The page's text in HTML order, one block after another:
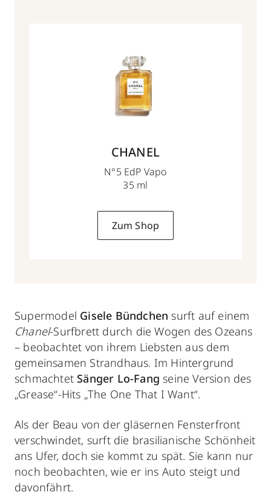
CHANEL
N°5 EdP Vapo
35 ml
Zum Shop
Supermodel Gisele Bündchen surft auf einem
Chanel-Surfbrett durch die Wogen des Ozeans
– beobachtet von ihrem Liebsten aus dem
gemeinsamen Strandhaus. Im Hintergrund
schmachtet Sänger Lo-Fang seine Version des
„Grease“-Hits „The One That I Want“.
Als der Beau von der gläsernen Fensterfront
verschwindet, surft die brasilianische Schönheit
ans Ufer, doch sie kommt zu spät. Sie kann nur
noch beobachten, wie er ins Auto steigt und
davonfährt.